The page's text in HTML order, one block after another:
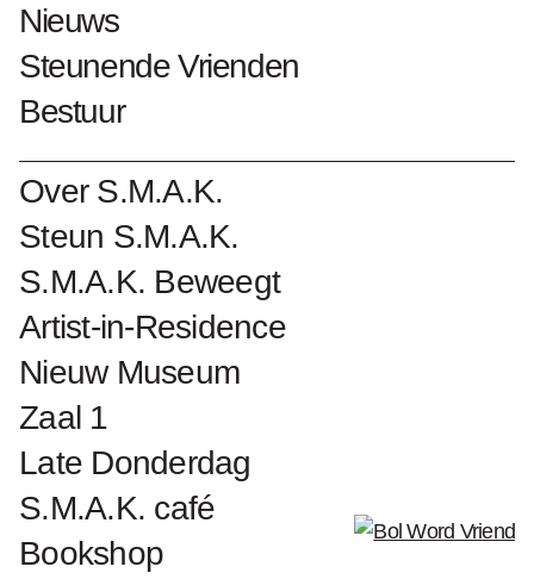
Nieuws
Steunende Vrienden
Bestuur
Over S.M.A.K.
Steun S.M.A.K.
S.M.A.K. Beweegt
Artist-in-Residence
Nieuw Museum
Zaal 1
Late Donderdag
S.M.A.K. café
Bookshop
Biografie André Bogaert
Kunstwerken André Bogaert
Word Vriend van S.M.A.K.